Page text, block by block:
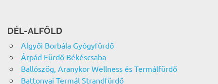
DÉL-ALFÖLD
Algyői Borbála Gyógyfürdő
Árpád Fürdő Békéscsaba
Ballószög, Aranykor Wellness és Termálfürdő
Battonyai Termál Strandfürdő